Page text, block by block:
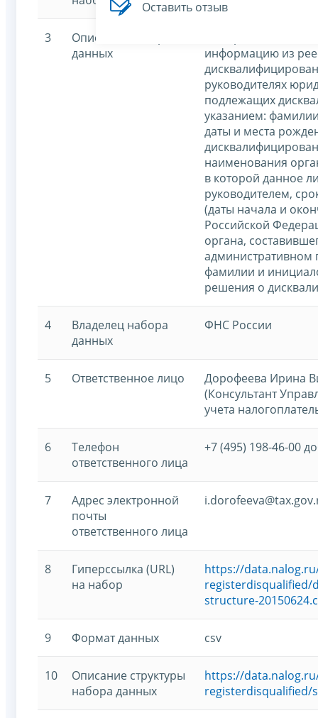
3
Описание набора
данных
информацию из
руководителях
подлежащих
указанием:
даты и места
наименования
в которой данное
руководителем,
(даты начала и
Российской
органа,
фамилии и
решения о
4
Владелец набора
данных
ФНС России
5 Ответственное лицо
Дорофеева Ирина
(Консультант
учета
6
Телефон
ответственного лица
+7 (495) 198-46-00
7
Адрес электронной
почты
ответственного лица
8
Гиперссылка (URL)
на набор
https://
registerdisqualified/
structure-
9 Формат данных csv
10
Описание структуры
набора данных
https://
registerdisqualified/
Оставить отзыв